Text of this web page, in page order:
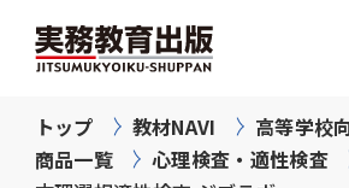
トップ 教材NAVI
高等学校
商品一覧
心理検査・適性検査